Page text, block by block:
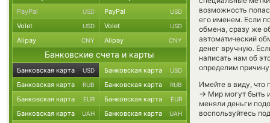
возможность
его именем. Если
обмена, сразу же
автоматический
денег вручную.
написать нам об
определим
Имейте в виду, что
→ Мир могут быть
меняли деньги
воспользуйтесь
PayPal USD PayPal USD
Volet USD Volet USD
Alipay CNY Alipay CNY
Банковские счета и карты
Банковская карта USD Банковская карта USD
Банковская карта RUB Банковская карта RUB
Банковская карта EUR Банковская карта EUR
Банковская карта UAH Банковская карта UAH